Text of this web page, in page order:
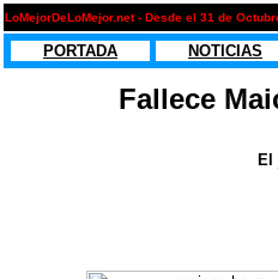
LoMejorDeLoMejor.net - Desde el 31 de
PORTADA NOTICIAS
Fallece
El